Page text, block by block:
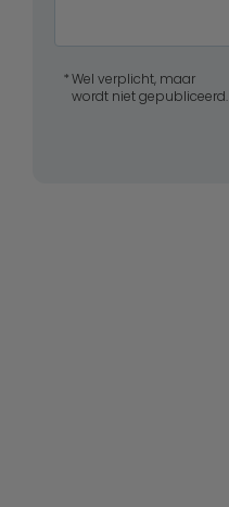
Wel verplicht, maar
wordt niet gepubliceerd.